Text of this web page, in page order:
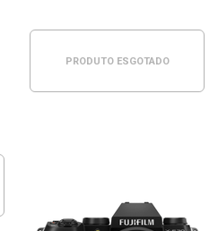
PRODUTO ESGOTADO